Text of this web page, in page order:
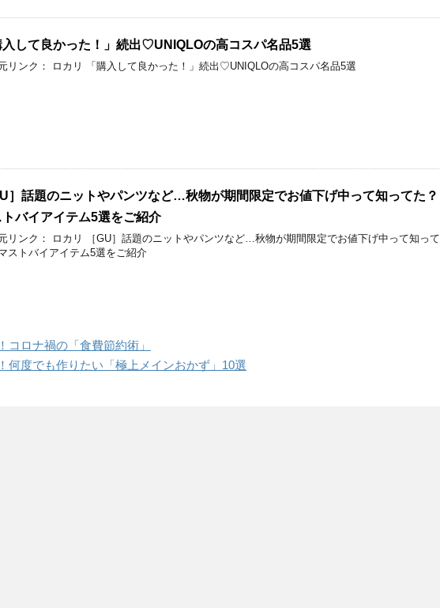
入して良かった！」続出♡UNIQLOの高コスパ名品5選
リンク： ロカリ 「購入して良かった！」続出♡UNIQLOの高コスパ名品5選
］話題のニットやパンツなど…秋物が期間限定でお値下げ中って知ってた？
トバイアイテム5選をご紹介
リンク： ロカリ ［GU］話題のニットやパンツなど…秋物が期間限定でお値下げ中って知って
ストバイアイテム5選をご紹介
コロナ禍の「食費節約術」
何度でも作りたい「極上メインおかず」10選